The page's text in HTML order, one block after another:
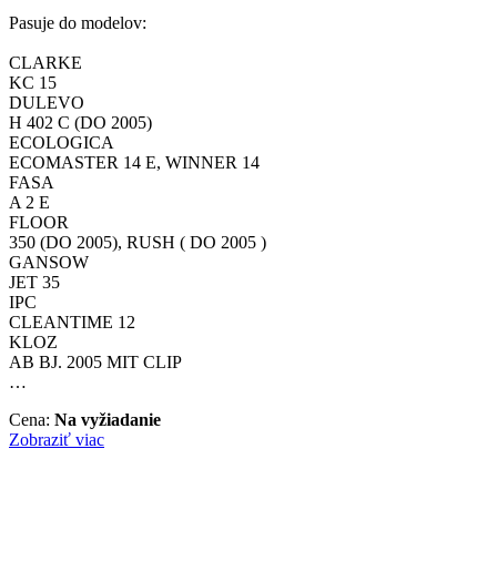
Pasuje do modelov:
CLARKE
KC 15
DULEVO
H 402 C (DO 2005)
ECOLOGICA
ECOMASTER 14 E, WINNER 14
FASA
A 2 E
FLOOR
350 (DO 2005), RUSH ( DO 2005 )
GANSOW
JET 35
IPC
CLEANTIME 12
KLOZ
AB BJ. 2005 MIT CLIP
…
Cena: Na vyžiadanie
Zobraziť viac